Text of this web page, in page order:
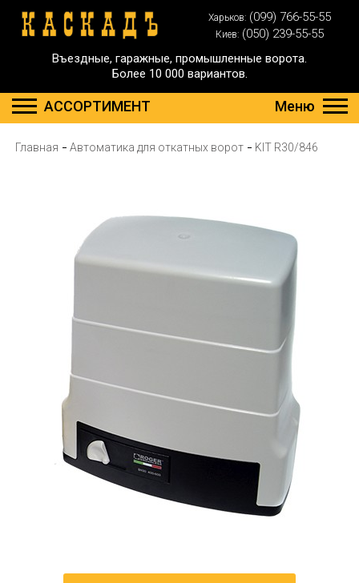
Харьков: (099) 766-55-55
Киев: (050) 239-55-55
Въездные, гаражные, промышленные ворота.
Более 10 000 вариантов.
АССОРТИМЕНТ Меню
Главная Автоматика для откатных ворот KIT R30/846